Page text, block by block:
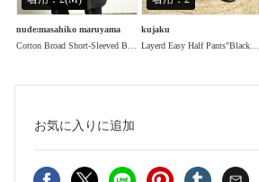
nude:masahiko maruyama
kujaku
Layerd Easy Half Pants"Black" / レイヤードイージーハーフパンツ"ブラック"
お気に入り に追加